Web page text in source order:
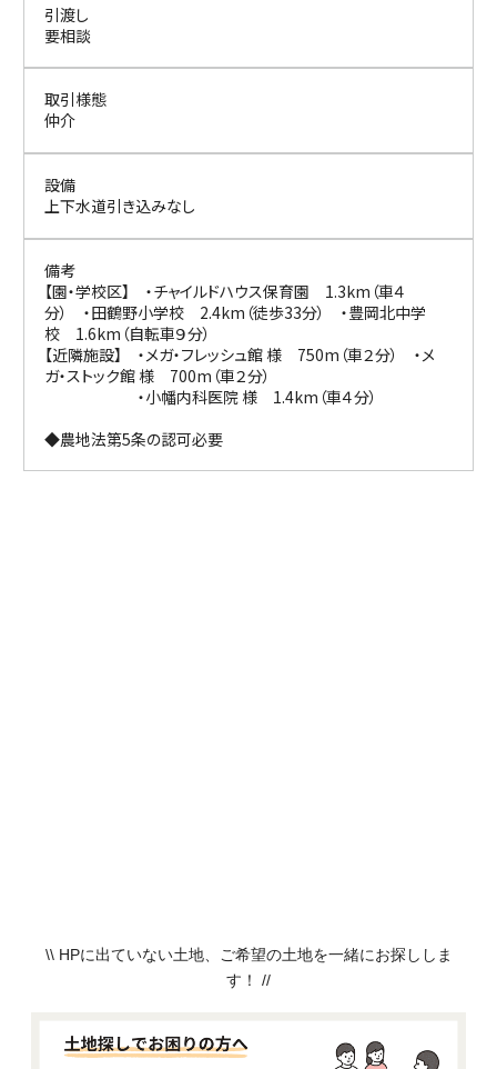
引渡し
要相談
取引様態
仲介
設備
上下水道引き込みなし
備考
【園・学校区】 ・チャイルドハウス保育園 1.3km（車４
分） ・田鶴野小学校 2.4km（徒歩33分） ・豊岡北中学
校 1.6km（自転車９分）
【近隣施設】 ・メガ・フレッシュ館 様 750m（車２分） ・メ
ガ・ストック館 様 700m（車２分）
・小幡内科医院 様 1.4km（車４分）
◆農地法第5条の認可必要
\\ HPに出ていない土地、ご希望の土地を一緒にお探ししま
す！ //